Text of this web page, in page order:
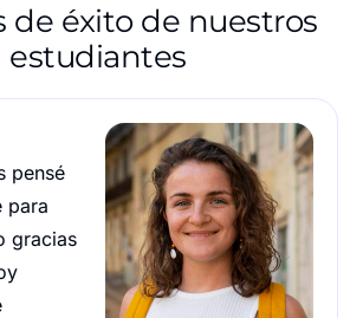
de éxito de nuestros
estudiantes
pensé
para
gracias